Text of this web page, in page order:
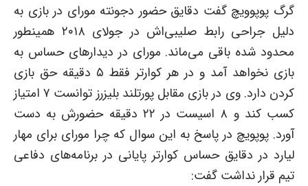
گرگ پوپوویچ گفت دقایق حضور دجونته مورای در بازی به
دلیل جراحی رابط صلیبی‌اش در جولای ۲۰۱۸ همینطور
محدود شده باقی می‌ماند. مورای در دیدارهای حساس به
بازی نخواهد آمد و در هر کوارتر فقط ۵ دقیقه حق بازی
کردن دارد. وی در بازی مقابل پورتلند بلیزرز توانست ۷ امتیاز
کسب کند و ۸ اسیست در ۲۲ دقیقه حضورش به دست
آورد. پوپویچ در پاسخ به این سوال که چرا مورای برای مهار
لیارد در دقایق حساس کوارتر پایانی در برنامه‌های دفاعی
تیم قرار نداشت گفت: